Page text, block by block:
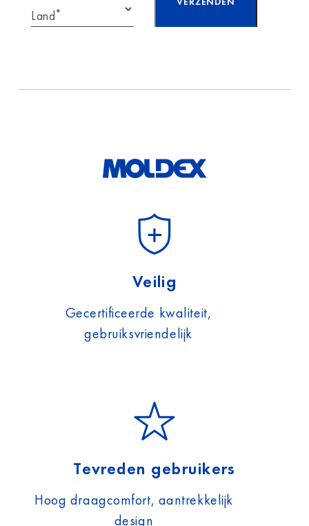
Land*
Veilig
Gecertificeerde kwaliteit,
gebruiksvriendelijk
Tevreden gebruikers
Hoog draagcomfort, aantrekkelijk
design